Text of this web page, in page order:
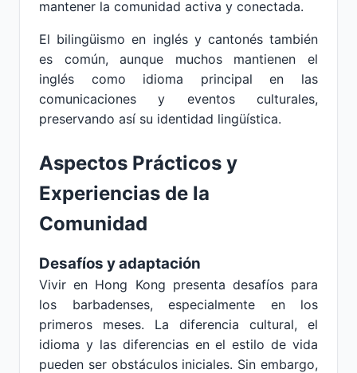
mantener la comunidad activa y conectada.
El bilingüismo en inglés y cantonés también
es común, aunque muchos mantienen el
inglés como idioma principal en las
comunicaciones y eventos culturales,
preservando así su identidad lingüística.
Aspectos Prácticos y
Experiencias de la
Comunidad
Desafíos y adaptación
Vivir en Hong Kong presenta desafíos para
los barbadenses, especialmente en los
primeros meses. La diferencia cultural, el
idioma y las diferencias en el estilo de vida
pueden ser obstáculos iniciales. Sin embargo,